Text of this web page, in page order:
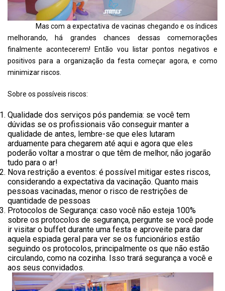
Mas com a expectativa de vacinas chegando e os índices
melhorando, há grandes chances dessas comemorações
finalmente acontecerem! Então vou listar pontos negativos e
positivos para a organização da festa começar agora, e como
minimizar riscos.
Sobre os possíveis riscos:
Qualidade dos serviços pós pandemia: se você tem
dúvidas se os profissionais vão conseguir manter a
qualidade de antes, lembre-se que eles lutaram
arduamente para chegarem até aqui e agora que eles
poderão voltar a mostrar o que têm de melhor, não jogarão
tudo para o ar!
Nova restrição a eventos: é possível mitigar estes riscos,
considerando a expectativa da vacinação. Quanto mais
pessoas vacinadas, menor o risco de restrições de
quantidade de pessoas
Protocolos de Segurança: caso você não esteja 100%
sobre os protocolos de segurança, pergunte se você pode
ir visitar o buffet durante uma festa e aproveite para dar
aquela espiada geral para ver se os funcionários estão
seguindo os protocolos, principalmente os que não estão
circulando, como na cozinha. Isso trará segurança a você e
aos seus convidados.